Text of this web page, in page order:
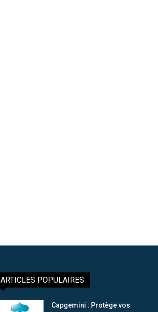
ARTICLES POPULAIRES
Capgemini : Protège vos